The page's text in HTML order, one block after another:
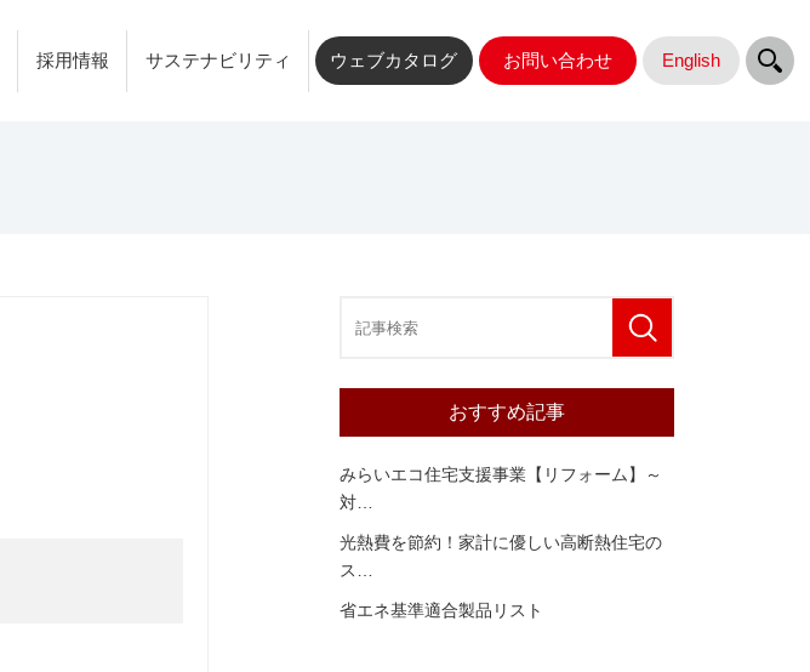
採用情報 サステナビリティ ウェブカタログ お問い合わせ English
おすすめ記事
みらいエコ住宅支援事業【リフォーム】～
対
光熱費を節約！家計に優しい高断熱住宅の
ス
省エネ基準適合製品リスト